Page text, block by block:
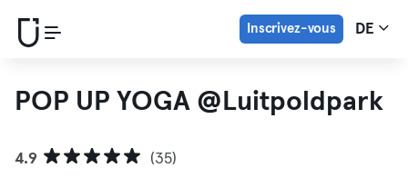
Inscrivez-vous DE
POP UP YOGA @Luitpoldpark
4.9
(35)